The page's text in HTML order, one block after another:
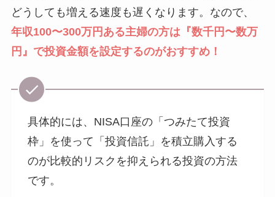
どうしても増える速度も遅くなります。なので、
年収100〜300万円ある主婦の方は『数千円〜数万
円』で投資金額を設定するのがおすすめ！
具体的には、NISA口座の「つみたて投資
枠」を使って「投資信託」を積立購入する
のが比較的リスクを抑えられる投資の方法
です。